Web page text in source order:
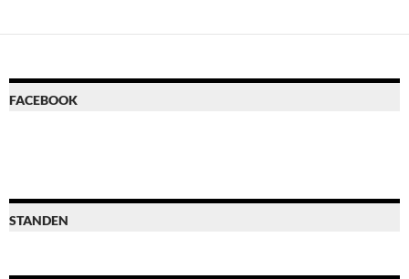
FACEBOOK
STANDEN